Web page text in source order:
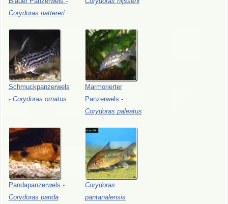
Corydoras nattereri
Schmuckpanzerwels
- Corydoras ornatus
Marmorierter
Panzerwels -
Corydoras paleatus
Pandapanzerwels -
Corydoras panda
Corydoras
pantanalensis